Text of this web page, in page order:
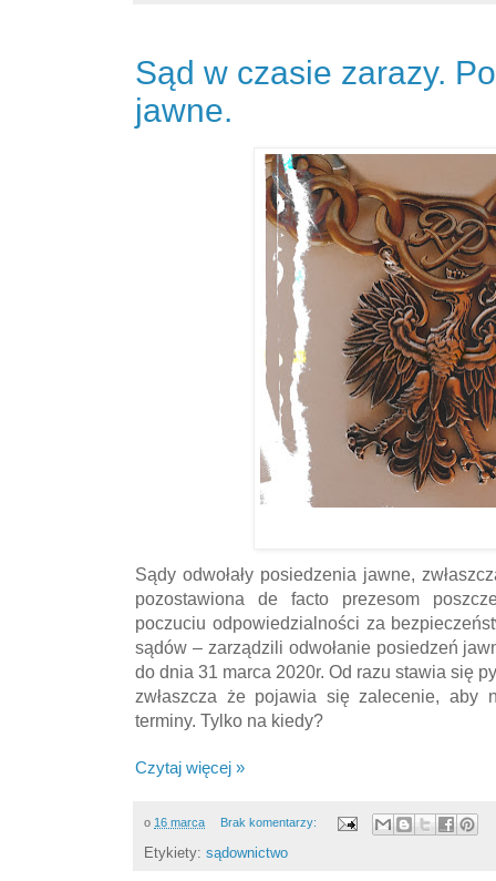
Sąd w czasie zarazy.
jawne.
Sądy odwołały posiedzenia jawne,
pozostawiona de facto prezesom
poczuciu odpowiedzialności za
sądów – zarządzili odwołanie posiedzeń
do dnia 31 marca 2020r. Od razu stawia się
zwłaszcza że pojawia się zalecenie, aby
terminy. Tylko na kiedy?
Czytaj więcej »
o 16 marca Brak komentarzy:
Etykiety: sądownictwo